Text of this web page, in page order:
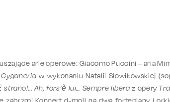
arie operowe: Giacomo Puccini – aria
Cyganeria w wykonaniu Natalii Słowikowskiej
strano!… Ah, fors’è lui… Sempre libera z opery
zabrzmi Koncert d-moll na dwa fortepiany i